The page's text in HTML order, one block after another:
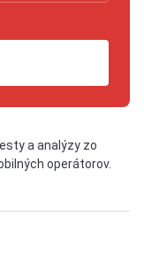
a analýzy zo
operátorov.